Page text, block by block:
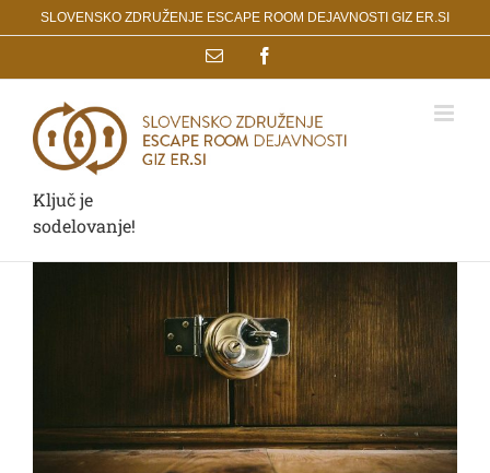
to
SLOVENSKO ZDRUŽENJE ESCAPE ROOM DEJAVNOSTI GIZ ER.SI
Email
Ključ je
sodelovanje!